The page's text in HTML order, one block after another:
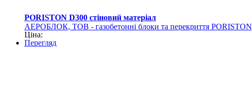
PORISTON D300 стіновий матеріал
АЕРОБЛОК, ТОВ - газобетонні блоки та перекриття PORISTON
Ціна:
Перегляд